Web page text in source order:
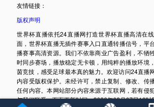
友情链接：
版权声明
世界杯直播依托24直播网打造世界杯直播高清在
面，世界杯直播无插件赛事入口直通转播信号，平
播赛事高清资源。我们不依靠商业广告盈利，不牺
时同步赛场，播放稳定无卡顿，用纯粹的播放环境
茵竞技，感受足球最本真的魅力。欢迎访问24直播
内容受版权保护。未经许可，禁止复制、修改、传
任何内容。本网站部分内容来源于互联网，若有侵
与我们联系。页面更新时间：2026年08月07日16时